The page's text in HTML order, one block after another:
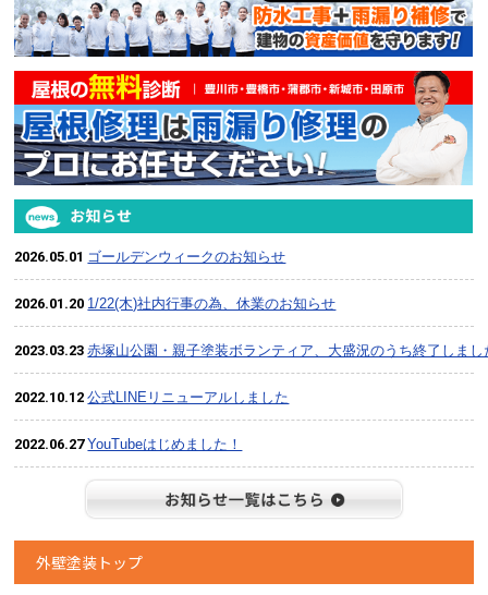
2026.05.01 ゴールデンウィークのお知らせ
2026.01.20 1/22(木)社内行事の為、休業のお知らせ
2023.03.23赤塚山公園・親子塗装ボランティア、大盛況のうち終了しまし
2022.10.12公式LINEリニューアルしました
2022.06.27YouTubeはじめました！
外壁塗装トップ